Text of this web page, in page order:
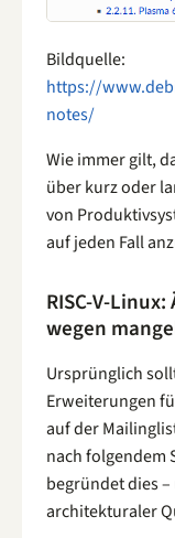
Bildquelle:
https://
notes/
Wie immer gilt,
über kurz oder
von
auf jeden Fall
RISC-V-
wegen
Ursprünglich
Erweiterungen
auf der
nach folgendem
begründet dies
architekturaler